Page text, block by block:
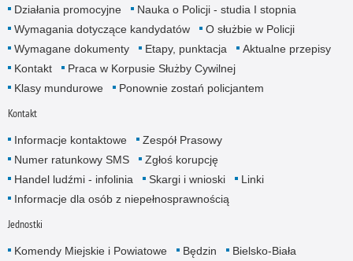
Działania promocyjne
Nauka o Policji - studia I stopnia
Wymagania dotyczące kandydatów
O służbie w Policji
Wymagane dokumenty
Etapy, punktacja
Aktualne przepisy
Kontakt
Praca w Korpusie Służby Cywilnej
Klasy mundurowe
Ponownie zostań policjantem
Kontakt
Informacje kontaktowe
Zespół Prasowy
Numer ratunkowy SMS
Zgłoś korupcję
Handel ludźmi - infolinia
Skargi i wnioski
Linki
Informacje dla osób z niepełnosprawnością
Jednostki
Komendy Miejskie i Powiatowe Będzin
Bielsko-Biała